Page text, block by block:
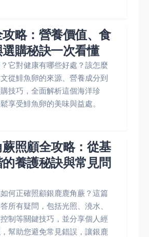
略：營養價值、食
購秘訣一次看懂
它對健康有哪些好處？該怎麼
從鯡魚卵的來源、營養成分到
技巧，全面解析這個海洋珍
享受鯡魚卵的美味與益處。
照顧全攻略：從基
養護秘訣與常見問
何正確照顧銀鹿鹿角蕨？這篇
所有疑問，包括光照、澆水、
制等關鍵技巧，並分享個人經
幫助您避免常見錯誤，讓銀鹿